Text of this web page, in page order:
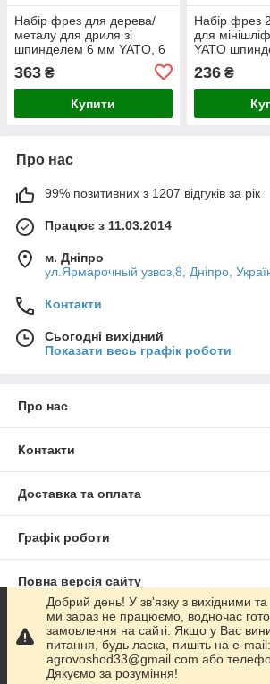
Набір фрез для дерева/
металу для дриля зі
шпинделем 6 мм YATO, 6
363 ₴
Купити
Набір фрез
для
YATO
236₴
Про нас
99% позитивних з 1207 відгуків за рік
Працює з 11.03.2014
м. Дніпро
ул.Ярмарочный узвоз,8, Дніпро,
Контакти
Сьогодні вихідний
Показати весь графік роботи
Про нас
Контакти
Доставка та оплата
Графік роботи
Повна версія сайту
Сайт створено на маркетплейсі
Політика конфіденційності
Добрий день! У зв'язку з вихідними
ми зараз не працюємо, водночас
замовлення на сайті. Якщо у Вас
питання, будь ласка, пишіть на e-mail:
agrovoshod33@gmail.com або
Дякуємо за розуміння!